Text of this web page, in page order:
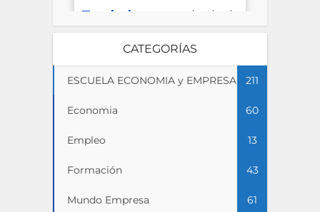
CATEGORÍAS
ESCUELA ECONOMIA y EMPRESA 211
Economia 60
Empleo 13
Formación 43
Mundo Empresa 61